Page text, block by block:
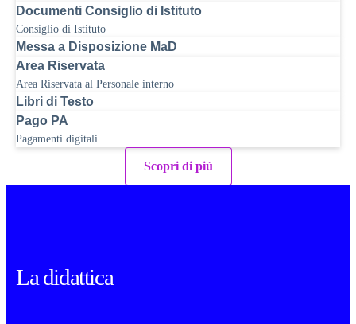
Documenti Consiglio di Istituto
Consiglio di Istituto
Messa a Disposizione MaD
Area Riservata
Area Riservata al Personale interno
Libri di Testo
Pago PA
Pagamenti digitali
Scopri di più
La didattica